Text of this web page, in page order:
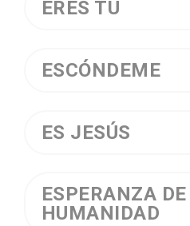
ERES TÚ
ESCÓNDEME
ES JESÚS
ESPERANZA
HUMANIDAD